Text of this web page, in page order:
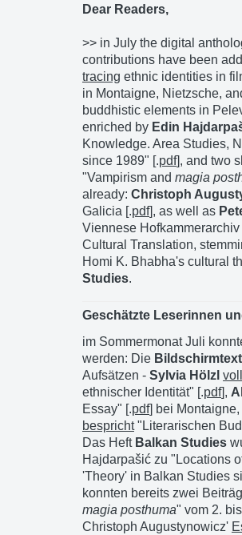
Dear Readers,
>> in July the digital
contributions have been
tracing ethnic identities in
in Montaigne, Nietzsche,
buddhistic elements in
enriched by Edin
Knowledge. Area Studies,
since 1989" [.pdf], and two
"Vampirism and magia
already: Christoph
Galicia [.pdf], as well as
Viennese Hofkammerarchiv
Cultural Translation,
Homi K. Bhabha's cultural
Studies.
Geschätzte Leserinnen
im Sommermonat Juli
werden: Die
Aufsätzen - Sylvia Hölzl
ethnischer Identität" [.pdf],
Essay" [.pdf] bei
bespricht"Literarischen
Das Heft Balkan Studies
Hajdarpašić zu "Locations
'Theory' in Balkan Studies
konnten bereits zwei
magia posthuma" vom 2.
Christoph Augustynowicz'